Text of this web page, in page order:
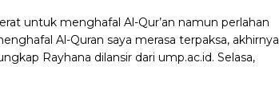
untuk menghafal Al-Qur’an namun perlahan
Al-Quran saya merasa terpaksa, akhirnya
Rayhana dilansir dari ump.ac.id. Selasa,